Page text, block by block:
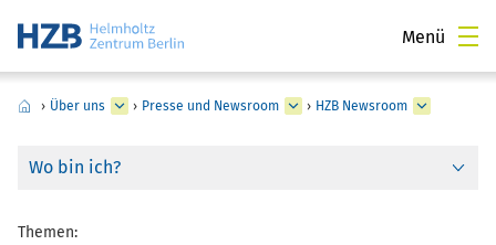
Menü
› Über uns › Presse und Newsroom › HZB Newsroom
Wo bin ich?
Themen: